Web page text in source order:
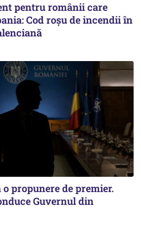
pentru românii care
Cod roșu de incendii în
propunere de premier.
Guvernul din